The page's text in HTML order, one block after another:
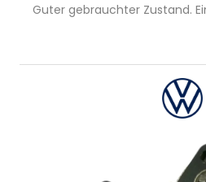
Guter gebrauchter Zustand.